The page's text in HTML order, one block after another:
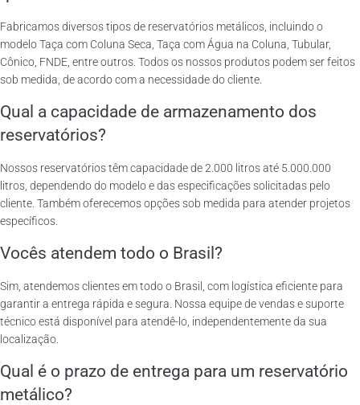
Fabricamos diversos tipos de reservatórios metálicos, incluindo o
modelo Taça com Coluna Seca, Taça com Água na Coluna, Tubular,
Cônico, FNDE, entre outros. Todos os nossos produtos podem ser feitos
sob medida, de acordo com a necessidade do cliente.
Qual a capacidade de armazenamento dos
reservatórios?
Nossos reservatórios têm capacidade de 2.000 litros até 5.000.000
litros, dependendo do modelo e das especificações solicitadas pelo
cliente. Também oferecemos opções sob medida para atender projetos
específicos.
Vocês atendem todo o Brasil?
Sim, atendemos clientes em todo o Brasil, com logística eficiente para
garantir a entrega rápida e segura. Nossa equipe de vendas e suporte
técnico está disponível para atendê-lo, independentemente da sua
localização.
Qual é o prazo de entrega para um reservatório
metálico?